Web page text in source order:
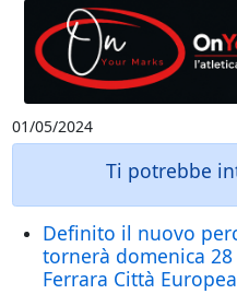
01/05/2024
Ti potrebbe
Definito il nuovo
tornerà domenica
Ferrara Città